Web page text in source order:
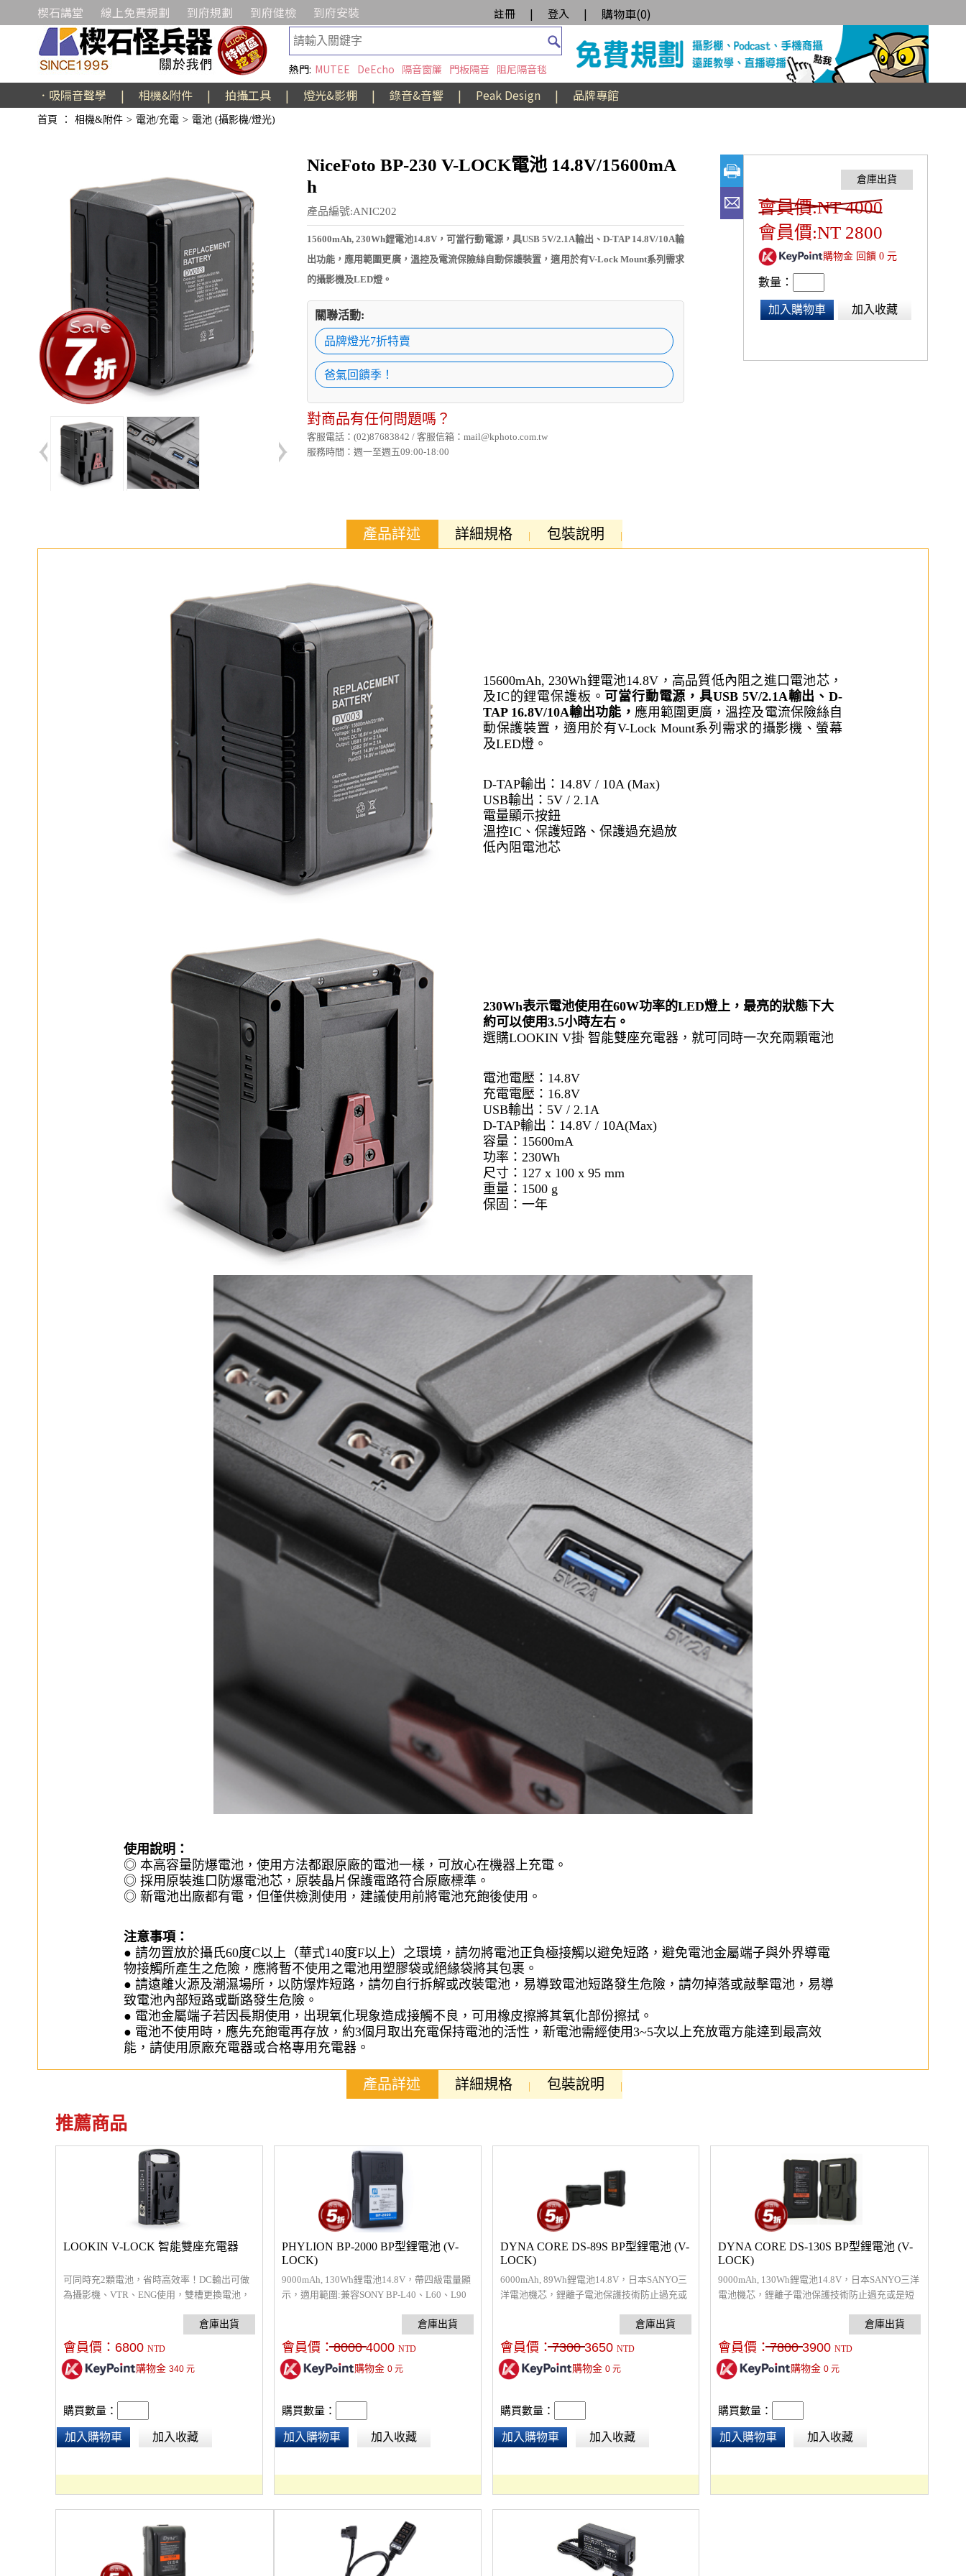
楔石講堂 線上免費規劃 到府規劃 到府健檢 到府安裝 註冊 | 登入 | 購物車(0)
熱門: MUTEE DeEcho 隔音窗簾 門板隔音 阻尼隔音毯
．吸隔音聲學 | 相機&附件 | 拍攝工具 | 燈光&影棚 | 錄音&音響 | Peak Design | 品牌專館
首頁 ： 相機&附件 > 電池/充電 > 電池 (攝影機/燈光)
NiceFoto BP-230 V-LOCK電池 14.8V/15600mA
h
產品編號:ANIC202
15600mAh, 230Wh鋰電池14.8V，可當行動電源，具USB 5V/2.1A輸出、D-TAP 14.8V/10A輸
出功能，應用範圍更廣，溫控及電流保險絲自動保護裝置，適用於有V-Lock Mount系列需求
的攝影機及LED燈。
關聯活動:
品牌燈光7折特賣
爸氣回饋季！
對商品有任何問題嗎？
客服電話：(02)87683842 / 客服信箱：mail@kphoto.com.tw
服務時間：週一至週五09:00-18:00
會員價:NT 4000
會員價:NT 2800
購物金 回饋 0 元
數量：
加入購物車 加入收藏
產品詳述 詳細規格 包裝說明
15600mAh, 230Wh鋰電池14.8V，高品質低內阻之進口電池芯，
及IC的鋰電保護板。 可當行動電源，具USB 5V/2.1A輸出、D-
TAP 16.8V/10A輸出功能， 應用範圍更廣，溫控及電流保險絲自
動保護裝置，適用於有V-Lock Mount系列需求的攝影機、螢幕
及LED燈。
D-TAP輸出： 14.8V / 10A (Max)
USB輸出：5V / 2.1A
電量顯示按鈕
溫控IC、保護短路、保護過充過放
低內阻電池芯
230Wh表示電池使用在60W功率的LED燈上，最亮的狀態下大
約可以使用3.5小時左右。
選購LOOKIN V掛 智能雙座充電器 ，就可同時一次充兩顆電池
電池電壓：14.8V
充電電壓：16.8V
USB輸出：5V / 2.1A
D-TAP輸出：14.8V / 10A(Max)
容量：15600mA
功率：230Wh
尺寸：127 x 100 x 95 mm
重量：1500 g
保固：一年
使用說明：
◎ 本高容量防爆電池，使用方法都跟原廠的電池一樣，可放心在機器上充電。
◎ 採用原裝進口防爆電池芯，原裝晶片保護電路符合原廠標準。
◎ 新電池出廠都有電，但僅供檢測使用，建議使用前將電池充飽後使用。
注意事項：
● 請勿置放於攝氏60度C以上（華式140度F以上）之環境，請勿將電池正負極接觸以避免短路，避免電池金屬端子與外界導電
物接觸所產生之危險，應將暫不使用之電池用塑膠袋或絕緣袋將其包裹。
● 請遠離火源及潮濕場所，以防爆炸短路，請勿自行拆解或改裝電池，易導致電池短路發生危險，請勿掉落或敲擊電池，易導
致電池內部短路或斷路發生危險。
● 電池金屬端子若因長期使用，出現氧化現象造成接觸不良，可用橡皮擦將其氧化部份擦拭。
● 電池不使用時，應先充飽電再存放，約3個月取出充電保持電池的活性，新電池需經使用3~5次以上充放電方能達到最高效
能，請使用原廠充電器或合格專用充電器。
產品詳述 詳細規格 包裝說明
推薦商品
LOOKIN V-LOCK 智能雙座充電器
可同時充2顆電池，省時高效率！DC輸出可做
為攝影機、VTR、ENG使用，雙槽更換電池，
會員價： 6800 NTD
購物金 340元
購買數量：
加入購物車 加入收藏
PHYLION BP-2000 BP型鋰電池 (V-
LOCK)
9000mAh, 130Wh鋰電池14.8V，帶四級電量顯
示，適用範圍:兼容SONY BP-L40、L60、L90
會員價：8000 4000 NTD
購物金 0元
購買數量：
加入購物車 加入收藏
DYNA CORE DS-89S BP型鋰電池 (V-
LOCK)
6000mAh, 89Wh鋰電池14.8V，日本SANYO三
洋電池機芯，鋰離子電池保護技術防止過充或
個LED電源指示燈，可搭配內置電源分接頭同
時供應相機、螢幕…等。
會員價：7300 3650 NTD
購物金0 元
購買數量：
加入購物車 加入收藏
DYNA CORE DS-130S BP型鋰電池 (V-
LOCK)
9000mAh, 130Wh鋰電池14.8V，日本SANYO三洋
電池機芯，鋰離子電池保護技術防止過充或是短
電源分接頭同時供應相機、螢幕…等。
會員價：7800 3900 NTD
購物金0 元
購買數量：
加入購物車 加入收藏